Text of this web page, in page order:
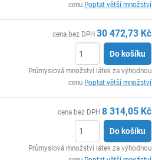
cenu Poptat větší množství
cena bez DPH 30 472,73 Kč
Do košíku
Průmyslová množství látek za výhodnou
cenu Poptat větší množství
cena bez DPH 8 314,05 Kč
Do košíku
Průmyslová množství látek za výhodnou